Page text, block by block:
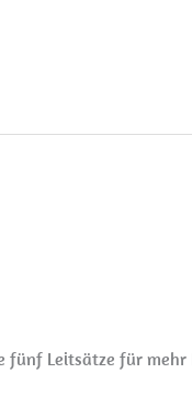
Leitsätze für mehr